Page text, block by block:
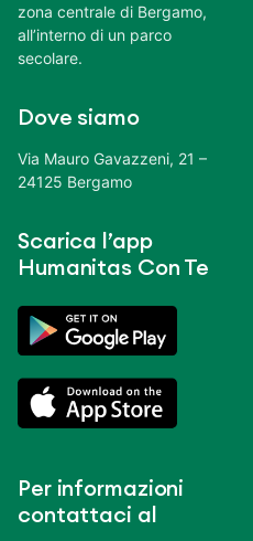
zona centrale di Bergamo,
all’interno di un parco
secolare.
Dove siamo
Via Mauro Gavazzeni, 21 –
24125 Bergamo
Scarica l’app
Humanitas Con Te
Per informazioni
contattaci al